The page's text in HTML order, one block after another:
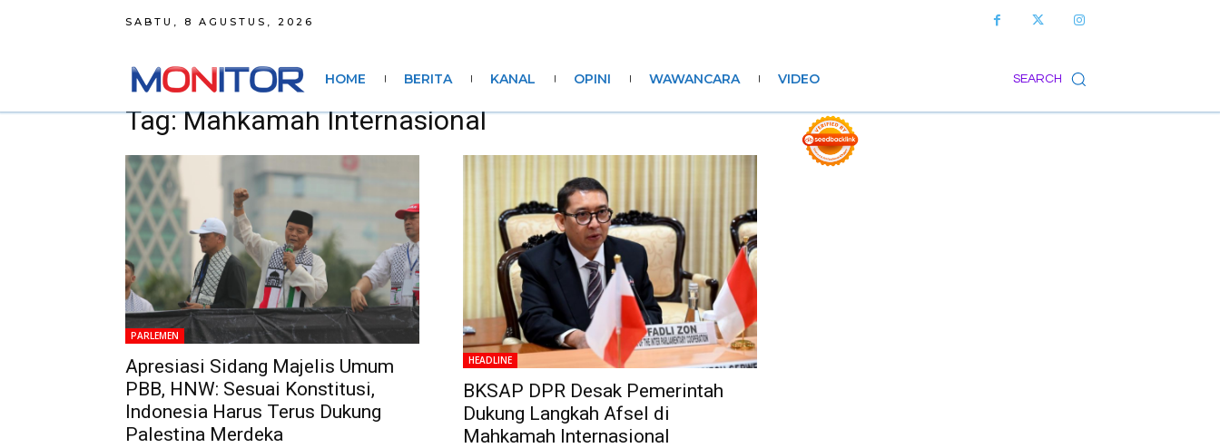
SABTU, 8 AGUSTUS, 2026
SEARCH
HOME BERITA KANAL OPINI WAWANCARA VIDEO
Tag: Mahkamah Internasional
PARLEMEN
Apresiasi Sidang Majelis Umum
PBB, HNW: Sesuai Konstitusi,
Indonesia Harus Terus Dukung
Palestina Merdeka
HEADLINE
BKSAP DPR Desak Pemerintah
Dukung Langkah Afsel di
Mahkamah Internasional